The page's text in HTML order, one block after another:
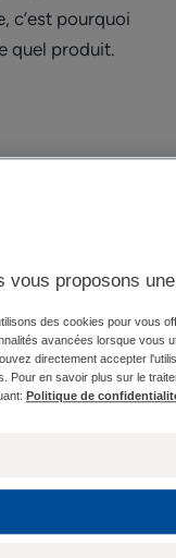
c’est pourquoi
quel produit.
huiles
en
avant
ne peuvent être
femme enceinte
ou diluées
vous proposons
des cookies pour vous
avancées lorsque vous
directement accepter
Pour en savoir plus sur le
Politique de